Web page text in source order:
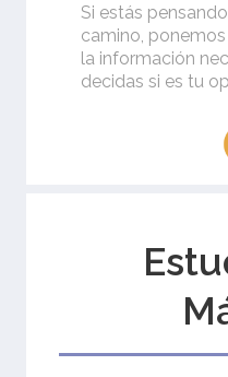
Si estás
camino,
la información
decidas si es tu